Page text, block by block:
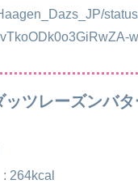
ッツレーズンバタ
264kcal